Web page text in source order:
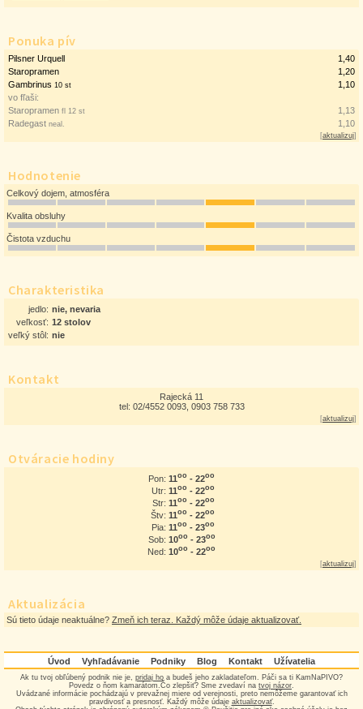
Ponuka pív
Pilsner Urquell
1,40
Staropramen
1,20
Gambrinus 10 st
1,10
vo fľaši:
Staropramen fl 12 st
1,13
Radegast neal. 1,10
[aktualizuj]
Hodnotenie
Celkový dojem, atmosféra
Kvalita obsluhy
Čistota vzduchu
Charakteristika
jedlo: nie, nevaria
veľkosť: 12 stolov
veľký stôl: nie
Kontakt
Rajecká 11
tel: 02/4552 0093, 0903 758 733
[aktualizuj]
Otváracie hodiny
Pon: 11oo - 22oo
Utr: 11oo - 22oo
Str: 11oo - 22oo
Štv: 11oo - 22oo
Pia: 11oo - 23oo
Sob: 10oo - 23oo
Ned: 10oo - 22oo
[aktualizuj]
Aktualizácia
Sú tieto údaje neaktuálne? Zmeň ich teraz. Každý môže údaje aktualizovať.
Úvod Vyhľadávanie Podniky Blog Kontakt Užívatelia
Ak tu tvoj obľúbený podnik nie je, pridaj ho a budeš jeho zakladateľom. Páči sa ti KamNaPIVO?
Povedz o ňom kamarátom.Čo zlepšiť? Sme zvedaví na tvoj názor.
Uvádzané informácie pochádzajú v prevažnej miere od verejnosti, preto nemôžeme garantovať ich
pravdivosť a presnosť. Každý môže údaje aktualizovať.